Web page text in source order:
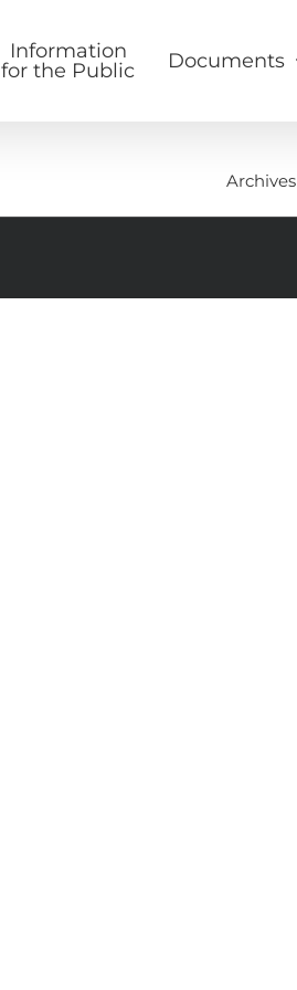
Information
for the Public
Documents
Archives